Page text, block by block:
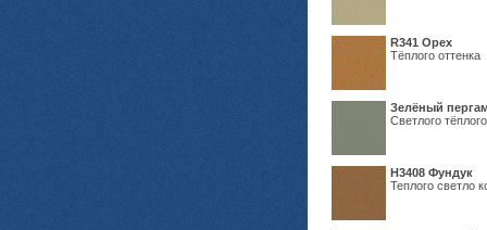
R341 Орех
Тёплого оттенка
Зелёный
Светлого
Н3408 Фундук
Теплого светло